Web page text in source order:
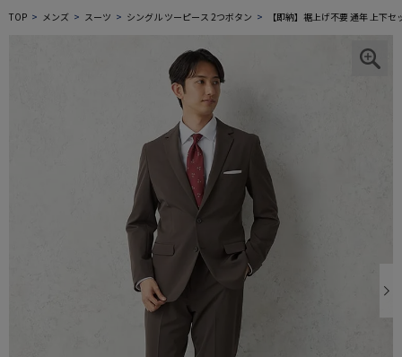
TOP メンズ スーツ シングル ツーピース 2つボタン 【即納】裾上げ不要 通年 上下